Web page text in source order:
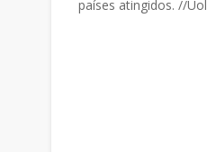
países atingidos. //Uol